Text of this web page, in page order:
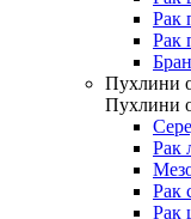
Рак
Рак
Пухлини
Пухлини
Рак
Рак
Рак